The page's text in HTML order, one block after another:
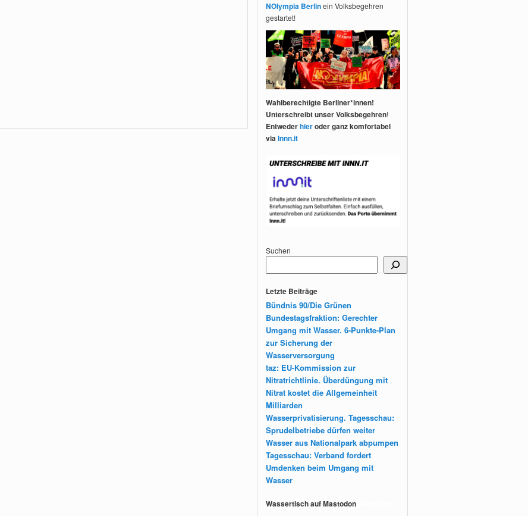
NOlympia Berlinein Volksbegehren
gestartet!
Wahlberechtigte Berliner*innen!
Unterschreibt unser Volksbegehren!
Entwederhieroder ganz komfortabel
viaInnn.it
Suchen
Letzte Beiträge
Bündnis 90/Die Grünen
Bundestagsfraktion: Gerechter
Umgang mit Wasser. 6-Punkte-Plan
zur Sicherung der
Wasserversorgung
taz: EU-Kommission zur
Nitratrichtlinie. Überdüngung mit
Nitrat kostet die Allgemeinheit
Milliarden
Wasserprivatisierung. Tagesschau:
Sprudelbetriebe dürfen weiter
Wasser aus Nationalpark abpumpen
Tagesschau: Verband fordert
Umdenken beim Umgang mit
Wasser
Wassertisch auf Mastodon